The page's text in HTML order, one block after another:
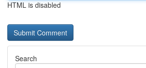
HTML is disabled
Search